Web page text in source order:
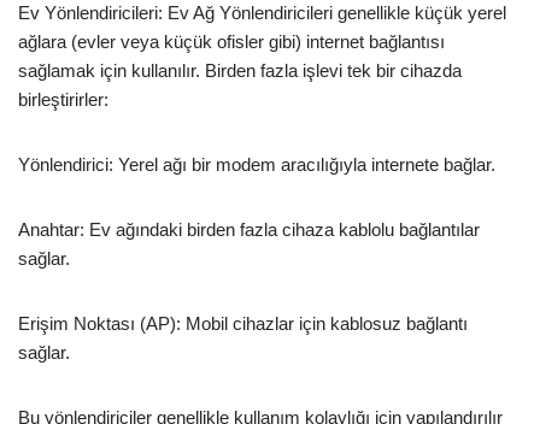
Ev Yönlendiricileri: Ev Ağ Yönlendiricileri genellikle küçük yerel
ağlara (evler veya küçük ofisler gibi) internet bağlantısı
sağlamak için kullanılır. Birden fazla işlevi tek bir cihazda
birleştirirler:
Yönlendirici: Yerel ağı bir modem aracılığıyla internete bağlar.
Anahtar: Ev ağındaki birden fazla cihaza kablolu bağlantılar
sağlar.
Erişim Noktası (AP): Mobil cihazlar için kablosuz bağlantı
sağlar.
Bu yönlendiriciler genellikle kullanım kolaylığı için yapılandırılır